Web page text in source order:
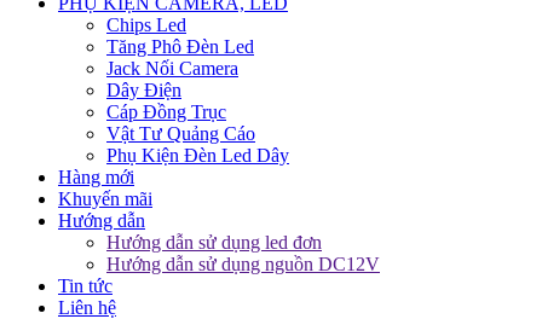
Chips Led
Tăng Phô Đèn Led
Jack Nối Camera
Dây Điện
Cáp Đồng Trục
Vật Tư Quảng Cáo
Phụ Kiện Đèn Led Dây
Hàng mới
Khuyến mãi
Hướng dẫn
Hướng dẫn sử dụng led đơn
Hướng dẫn sử dụng nguồn DC12V
Tin tức
Liên hệ